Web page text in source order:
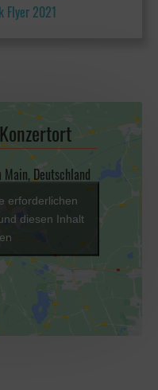
Flyer 2021
Deutschland
erforderlichen
diesen Inhalt